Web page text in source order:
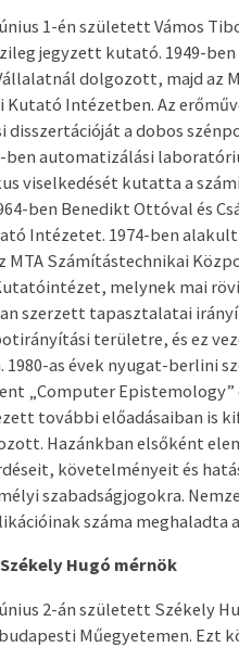
1-én született Vámos
jegyzett kutató. 1949-
dolgozott, majd az
Kutató Intézetben. Az
disszertációját a dobos
ben automatizálási
viselkedését kutatta a
ben Benedikt Ottóval és
Intézetet. 1974-ben
MTA Számítástechnikai
melynek mai
szerzett tapasztalatai
területre, és ez
1980-as évek nyugat-berlini
„Computer
további előadásaiban is
Hazánkban elsőként
követelményeit és
szabadságjogokra.
száma meghaladta
Hugó mérnök
2-án született Székely
Műegyetemen. Ezt